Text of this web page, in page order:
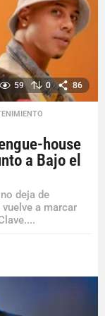
59 0 86
house
a Bajo el
deja de
a marcar